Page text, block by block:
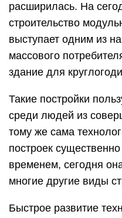
расширилась. На
строительство
выступает одним из
массового
здание для
Такие постройки
среди людей из
тому же сама
построек
временем, сегодня
многие другие виды
Быстрое развитие